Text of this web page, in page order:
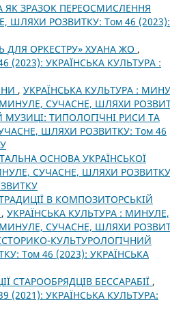
ЯК ЗРАЗОК ПЕРЕОСМИСЛЕННЯ
ШЛЯХИ РОЗВИТКУ: Том 46 (2023):
ДЛЯ ОРКЕСТРУ» ХУАНА ЖО ,
УКРАЇНСЬКА КУЛЬТУРА :
, УКРАЇНСЬКА КУЛЬТУРА :
МИНУЛЕ, СУЧАСНЕ, ШЛЯХИ
ТИПОЛОГІЧНІ РИСИ ТА
ШЛЯХИ РОЗВИТКУ: Том 46
ОСНОВА УКРАЇНСЬКОЇ
СУЧАСНЕ, ШЛЯХИ
В КОМПОЗИТОРСЬКІЙ
, УКРАЇНСЬКА КУЛЬТУРА : МИНУЛЕ,
МИНУЛЕ, СУЧАСНЕ, ШЛЯХИ
КУЛЬТУРОЛОГІЧНИЙ
Том 46 (2023): УКРАЇНСЬКА
СТАРООБРЯДЦІВ БЕССАРАБІЇ ,
УКРАЇНСЬКА КУЛЬТУРА: